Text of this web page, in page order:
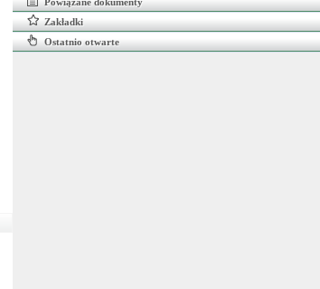
Zakładki
Ostatnio otwarte